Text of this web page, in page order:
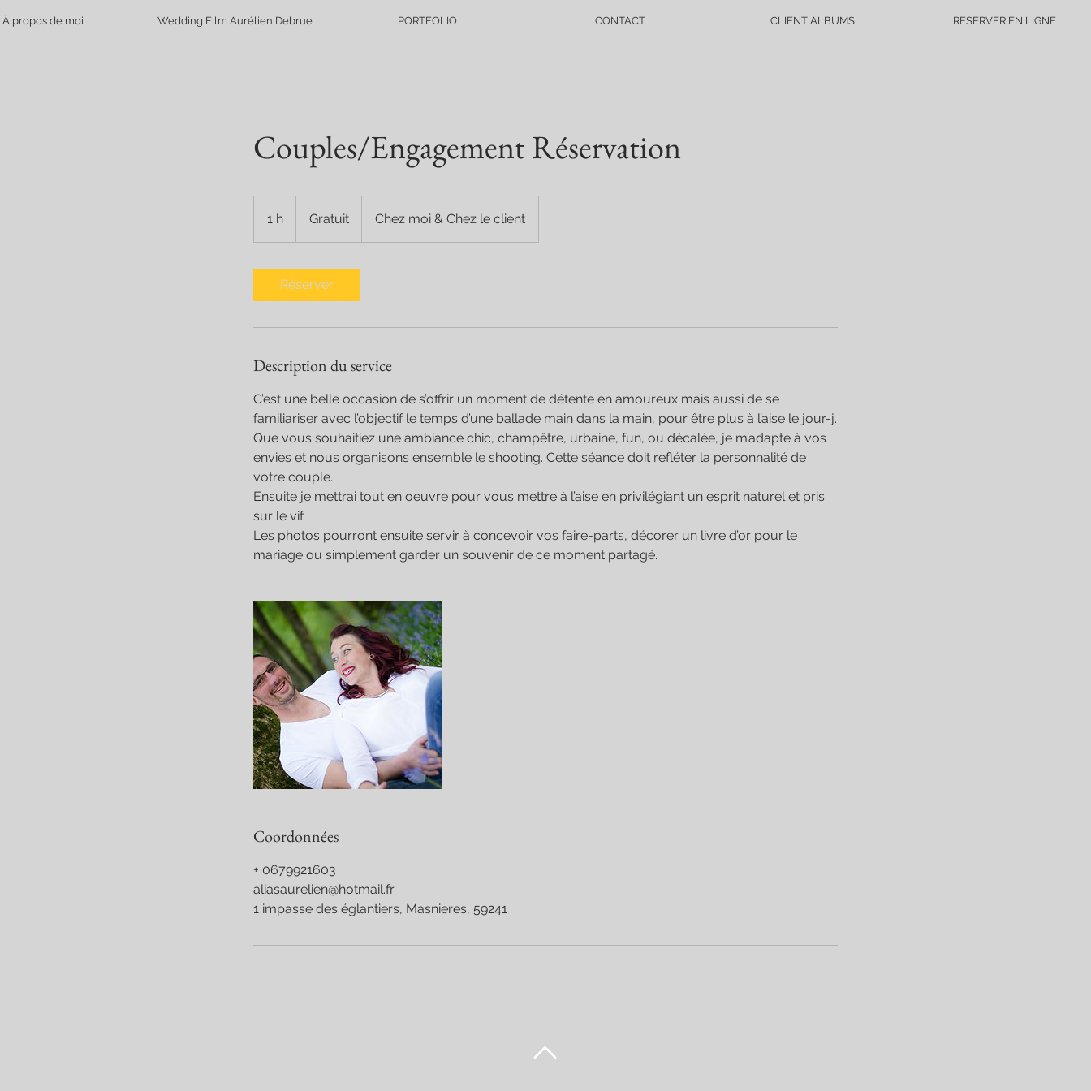
À propos de moi Wedding Film Aurélien Debrue PORTFOLIO CONTACT CLIENT ALBUMS RESERVER EN LIGNE
Couples/Engagement Réservation
1 h Gratuit Chez moi & Chez le client
Réserver
Description du service
C’est une belle occasion de s’offrir un moment de détente en amoureux mais aussi de se
familiariser avec l’objectif le temps d’une ballade main dans la main, pour être plus à l’aise le jour-j.
Que vous souhaitiez une ambiance chic, champêtre, urbaine, fun, ou décalée, je m’adapte à vos
envies et nous organisons ensemble le shooting. Cette séance doit refléter la personnalité de
votre couple.
Ensuite je mettrai tout en oeuvre pour vous mettre à l’aise en privilégiant un esprit naturel et pris
sur le vif.
Les photos pourront ensuite servir à concevoir vos faire-parts, décorer un livre d’or pour le
Coordonnées
+ 0679921603
aliasaurelien@hotmail.fr
1 impasse des églantiers, Masnieres, 59241